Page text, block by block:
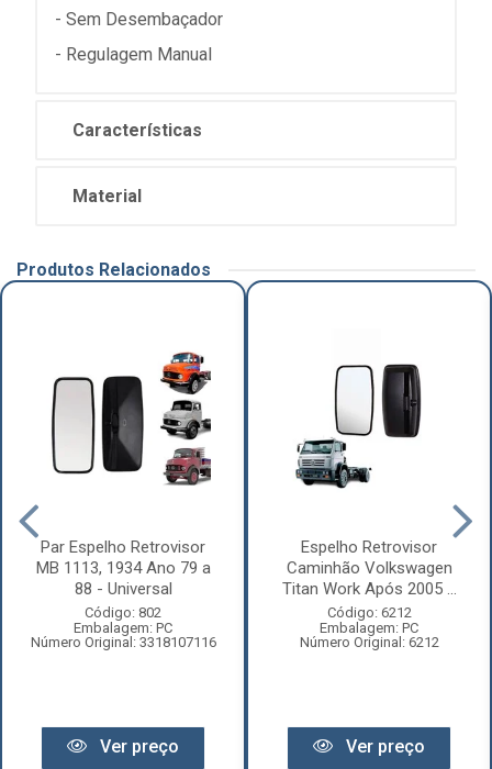
- Sem Desembaçador
- Regulagem Manual
Características
Material
Produtos Relacionados
Par Espelho Retrovisor
MB 1113, 1934 Ano 79 a
88 - Universal
Código: 802
Embalagem: PC
Número Original: 3318107116
Ver preço
Espelho Retrovisor
Caminhão Volkswagen
Titan Work Após 2005 ...
Código: 6212
Embalagem: PC
Número Original: 6212
Ver preço